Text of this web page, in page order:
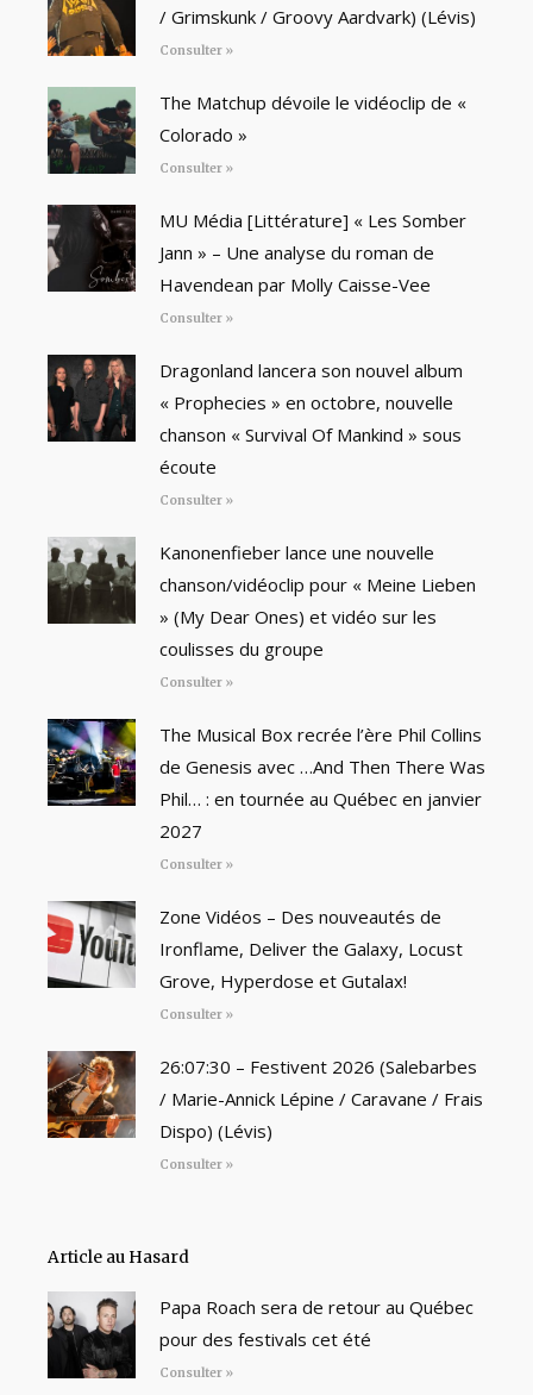
/ Grimskunk / Groovy Aardvark) (Lévis)
Consulter »
The Matchup dévoile le vidéoclip de «
Colorado »
Consulter »
MU Média [Littérature] « Les Somber
Jann » – Une analyse du roman de
Havendean par Molly Caisse-Vee
Consulter »
Dragonland lancera son nouvel album
« Prophecies » en octobre, nouvelle
chanson « Survival Of Mankind » sous
écoute
Consulter »
Kanonenfieber lance une nouvelle
chanson/vidéoclip pour « Meine Lieben
» (My Dear Ones) et vidéo sur les
coulisses du groupe
Consulter »
The Musical Box recrée l’ère Phil Collins
de Genesis avec …And Then There Was
Phil… : en tournée au Québec en janvier
2027
Consulter »
Zone Vidéos – Des nouveautés de
Ironflame, Deliver the Galaxy, Locust
Grove, Hyperdose et Gutalax!
Consulter »
26:07:30 – Festivent 2026 (Salebarbes
/ Marie-Annick Lépine / Caravane / Frais
Dispo) (Lévis)
Consulter »
Article au Hasard
Papa Roach sera de retour au Québec
pour des festivals cet été
Consulter »